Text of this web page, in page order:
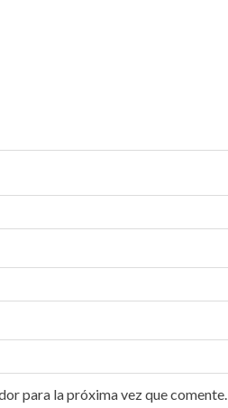
para la próxima vez que comente.